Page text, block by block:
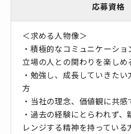
応募資格
＜求める人物像＞
・積極的なコミュニケーシ
立場の人との関わりを楽しめ
・勉強し、成長していきた
方
・当社の理念、価値観に共感
・過去の経験にとらわれず、
レンジする精神を持っている